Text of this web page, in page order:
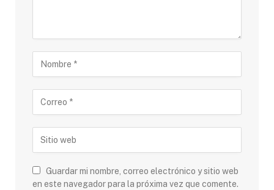
Guardar mi nombre, correo electrónico y sitio web
en este navegador para la próxima vez que comente.